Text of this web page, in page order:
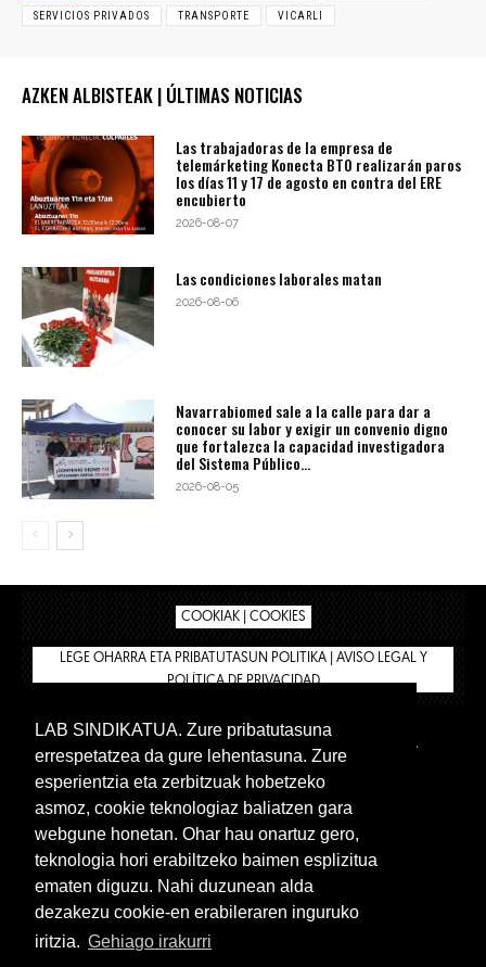
SERVICIOS PRIVADOS TRANSPORTE VICARLI
AZKEN ALBISTEAK | ÚLTIMAS NOTICIAS
Las trabajadoras de la empresa de
telemárketing Konecta BTO realizarán paros
los días 11 y 17 de agosto en contra del ERE
encubierto
2026-08-07
Las condiciones laborales matan
2026-08-06
Navarrabiomed sale a la calle para dar a
conocer su labor y exigir un convenio digno
que fortalezca la capacidad investigadora
del Sistema Público...
2026-08-05
COOKIAK | COOKIES
LEGE OHARRA ETA PRIBATUTASUN POLITIKA | AVISO LEGAL Y
POLÍTICA DE PRIVACIDAD
BIZILAN.EUS
TIENDA
INTRANET 🔑
Euskera Castellano
LAB SINDIKATUA. Zure pribatutasuna
errespetatzea da gure lehentasuna. Zure
esperientzia eta zerbitzuak hobetzeko
asmoz, cookie teknologiaz baliatzen gara
webgune honetan. Ohar hau onartuz gero,
teknologia hori erabiltzeko baimen esplizitua
ematen diguzu. Nahi duzunean alda
dezakezu cookie-en erabileraren inguruko
iritzia. Gehiago irakurri